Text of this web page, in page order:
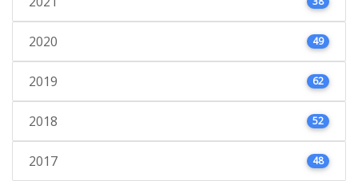
2020 49
2019 62
2018 52
2017 48